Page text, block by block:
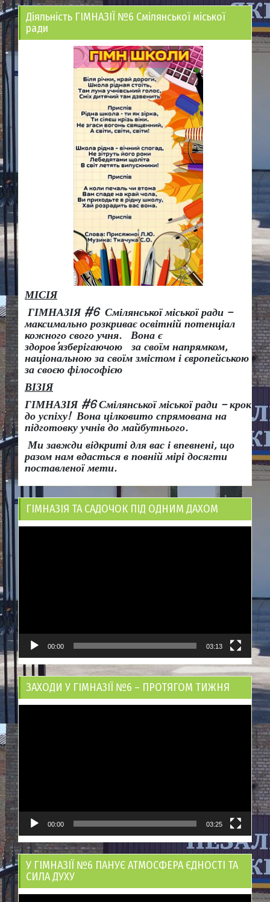
Діяльність ГІМНАЗІЇ №6 Смілянської міської
ради
МІСІЯ
ГІМНАЗІЯ #6 Смілянської міської ради –
максимально розкриває освітній потенціал
кожного свого учня.
Вона є
здоров’язберігаючою за своїм напрямком,
національною за своїм змістом і європейською
за своєю філософією
ВІЗІЯ
ГІМНАЗІЯ #6 Смілянської міської ради – крок
до успіху! Вона цілковито спрямована на
підготовку учнів до майбутнього.
Ми завжди відкриті для вас і впевнені, що
разом нам вдасться в повній мірі досягти
поставленої мети.
ГІМНАЗІЯ ТА САДОЧОК ПІД ОДНИМ ДАХОМ
00:00 03:13
ЗАХОДИ У ГІМНАЗІЇ №6 – ПРОТЯГОМ ТИЖНЯ
00:00 03:25
У ГІМНАЗІЇ №6 ПАНУЄ АТМОСФЕРА ЄДНОСТІ ТА
СИЛА ДУХУ